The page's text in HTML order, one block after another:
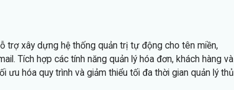
trợ xây dựng hệ thống quản trị tự động cho tên miền,
Tích hợp các tính năng quản lý hóa đơn, khách hàng và
ưu hóa quy trình và giảm thiểu tối đa thời gian quản lý thủ